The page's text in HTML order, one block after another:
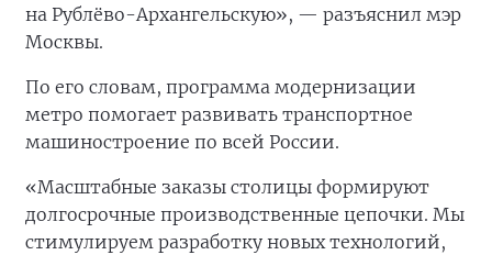
на Рублёво-Архангельскую», — разъяснил мэр
Москвы.
По его словам, программа модернизации
метро помогает развивать транспортное
машиностроение по всей России.
«Масштабные заказы столицы формируют
долгосрочные производственные цепочки. Мы
стимулируем разработку новых технологий,